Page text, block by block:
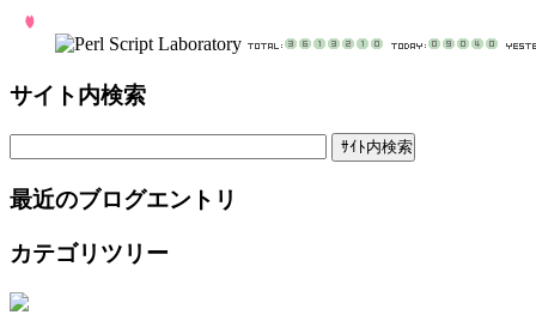
サイト内検索
最近のブログエントリ
カテゴリツリー